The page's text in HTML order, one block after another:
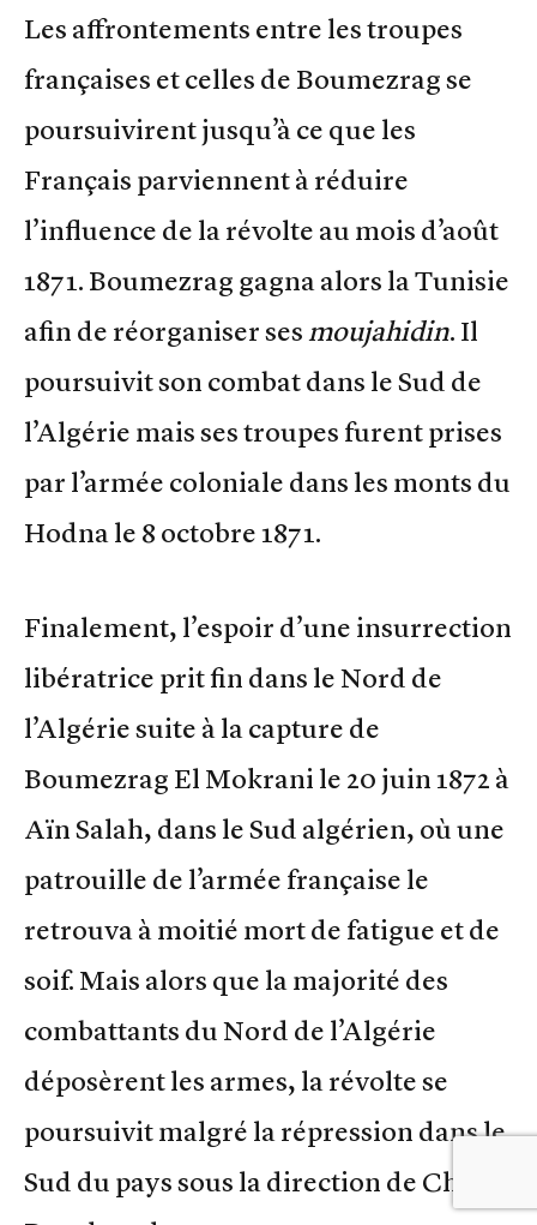
Les affrontements entre les troupes
françaises et celles de Boumezrag se
poursuivirent jusqu’à ce que les
Français parviennent à réduire
l’influence de la révolte au mois d’août
1871. Boumezrag gagna alors la Tunisie
afin de réorganiser sesmoujahidin. Il
poursuivit son combat dans le Sud de
l’Algérie mais ses troupes furent prises
par l’armée coloniale dans les monts du
Hodna le 8 octobre 1871.
Finalement, l’espoir d’une insurrection
libératrice prit fin dans le Nord de
l’Algérie suite à la capture de
Boumezrag El Mokrani le 20 juin 1872 à
Aïn Salah, dans le Sud algérien, où une
patrouille de l’armée française le
retrouva à moitié mort de fatigue et de
soif. Mais alors que la majorité des
combattants du Nord de l’Algérie
déposèrent les armes, la révolte se
poursuivit malgré la répression dans le
Sud du pays sous la direction de Chérif